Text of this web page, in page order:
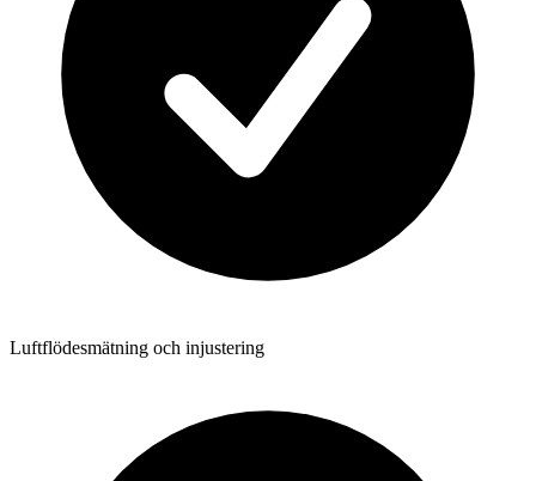
Luftflödesmätning och injustering